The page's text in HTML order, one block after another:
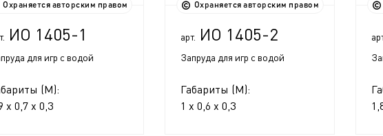
Охраняется авторским правом
ИО 1405-1
для игр с водой
(М):
x 0,7 x 0,3
Охраняется авторским правом
арт. ИО 1405-2
Запруда для игр с водой
Габариты (М):
1 x 0,6 x 0,3